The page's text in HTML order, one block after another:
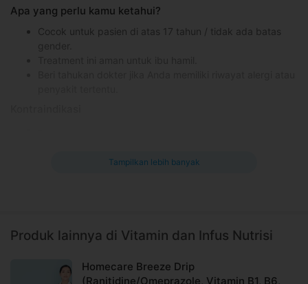
Apa yang perlu kamu ketahui?
Cocok untuk pasien di atas 17 tahun / tidak ada batas
nutrisi esensial yang dibutuhkan agar tubuh bisa beraktivitas
Tampilkan lebih banyak
Produk lainnya di Vitamin dan Infus Nutrisi
Homecare Breeze Drip
(Ranitidine/Omeprazole, Vitamin B1, B6,